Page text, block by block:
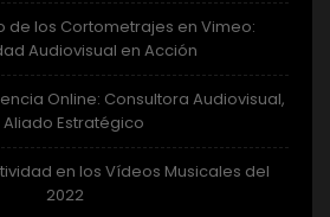
de los Cortometrajes en Vimeo:
Audiovisual en Acción
Online: Consultora Audiovisual,
Aliado Estratégico
en los Vídeos Musicales del
2022